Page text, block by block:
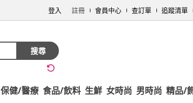
登入 註冊 會員中心 查訂單 追蹤清單
搜尋
保健/醫療 食品/飲料 生鮮 女時尚 男時尚 精品/